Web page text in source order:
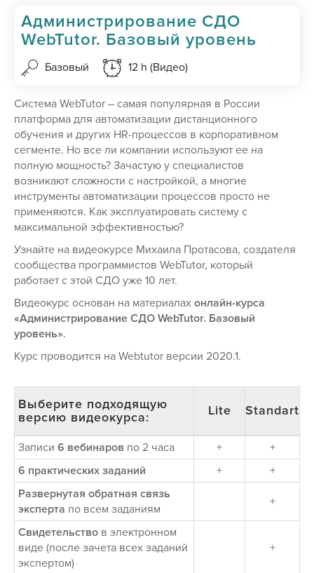
Администрирование СДО
WebTutor. Базовый уровень
Базовый 12 h (Видео)
Система WebTutor – самая популярная в России
платформа для автоматизации дистанционного
обучения и других HR-процессов в корпоративном
сегменте. Но все ли компании используют ее на
полную мощность? Зачастую у специалистов
возникают сложности с настройкой, а многие
инструменты автоматизации процессов просто не
применяются. Как эксплуатировать систему с
максимальной эффективностью?
Узнайте на видеокурсе Михаила Протасова, создателя
сообщества программистов WebTutor, который
работает с этой СДО уже 10 лет.
Видеокурс основан на материалах онлайн-курса
«Администрирование СДО WebTutor. Базовый
уровень».
Курс проводитcя на Webtutor версии 2020.1.
Выберите подходящую
версию видеокурса:
Lite Standart
Записи 6 вебинаров по 2 часа +
+
6 практических заданий
+
+
Развернутая обратная связь
эксперта по всем заданиям
+
Свидетельство в электронном
виде (после зачета всех заданий
экспертом)
+